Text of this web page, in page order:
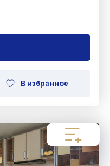
В избранное